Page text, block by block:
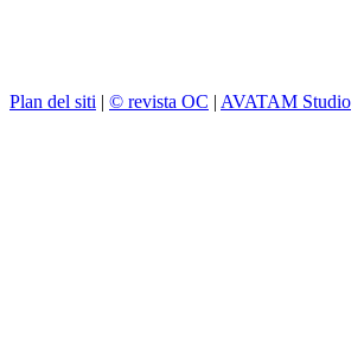
Plan del siti | © revista OC | AVATAM Studio